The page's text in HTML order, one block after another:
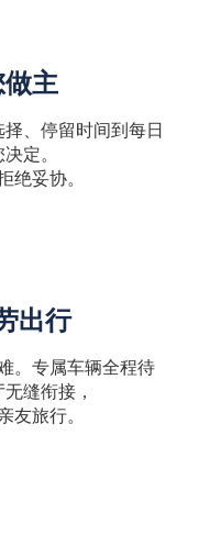
主
、停留时间到每日
定。
妥协。
出行
。专属车辆全程待
缝衔接，
友旅行。